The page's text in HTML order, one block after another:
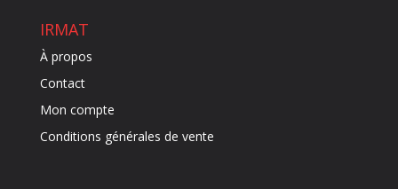
IRMAT
À propos
Contact
Mon compte
Conditions générales de vente